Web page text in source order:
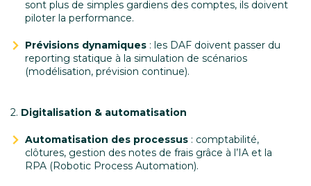
sont plus de simples gardiens des comptes, ils doivent
piloter la performance.
Prévisions dynamiques : les DAF doivent passer du
reporting statique à la simulation de scénarios
(modélisation, prévision continue).
2. Digitalisation & automatisation
Automatisation des processus : comptabilité,
clôtures, gestion des notes de frais grâce à l’IA et la
RPA (Robotic Process Automation).